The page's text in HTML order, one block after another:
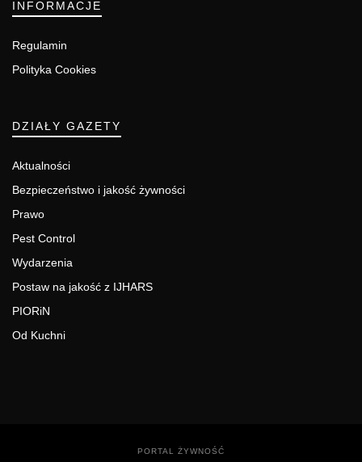
INFORMACJE
Regulamin
Polityka Cookies
DZIAŁY GAZETY
Aktualności
Bezpieczeństwo i jakość żywności
Prawo
Pest Control
Wydarzenia
Postaw na jakość z IJHARS
PIORiN
Od Kuchni
PORTAL ŻYWNOŚĆ